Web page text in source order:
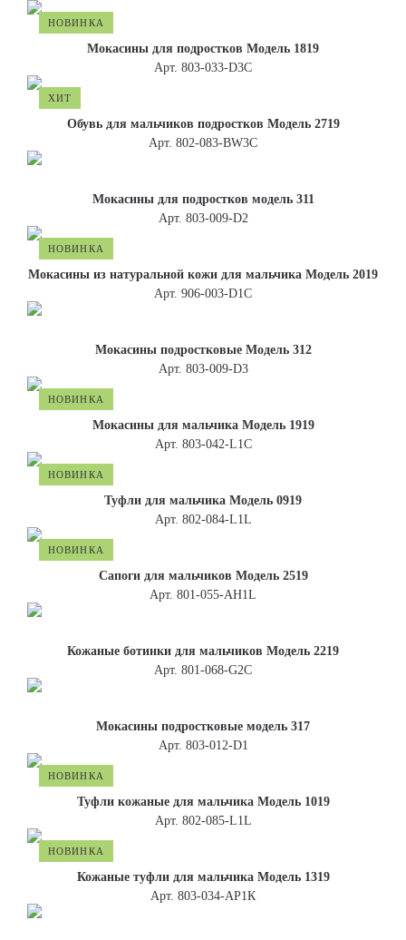
НОВИНКА
Мокасины для подростков Модель 1819
Арт. 803-033-D3С
ХИТ
Обувь для мальчиков подростков Модель 2719
Арт. 802-083-BW3C
Мокасины для подростков модель 311
Арт. 803-009-D2
НОВИНКА
Мокасины из натуральной кожи для мальчика Модель 2019
Арт. 906-003-D1С
Мокасины подростковые Модель 312
Арт. 803-009-D3
НОВИНКА
Мокасины для мальчика Модель 1919
Арт. 803-042-L1C
НОВИНКА
Туфли для мальчика Модель 0919
Арт. 802-084-L1L
НОВИНКА
Сапоги для мальчиков Модель 2519
Арт. 801-055-AH1L
Кожаные ботинки для мальчиков Модель 2219
Арт. 801-068-G2C
Мокасины подростковые модель 317
Арт. 803-012-D1
НОВИНКА
Туфли кожаные для мальчика Модель 1019
Арт. 802-085-L1L
НОВИНКА
Кожаные туфли для мальчика Модель 1319
Арт. 803-034-АР1К